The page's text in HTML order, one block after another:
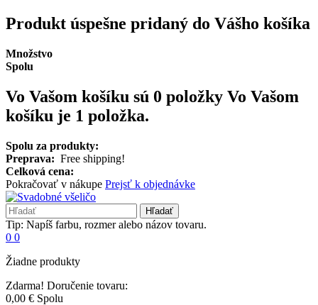
Produkt úspešne pridaný do Vášho košíka
Množstvo
Spolu
Vo Vašom košíku sú 0 položky Vo Vašom
košíku je 1 položka.
Spolu za produkty:
Preprava: Free shipping!
Celková cena:
Pokračovať v nákupe Prejsť k objednávke
Hľadať
Tip: Napíš farbu, rozmer alebo názov tovaru.
0 0
Žiadne produkty
Zdarma! Doručenie tovaru:
0,00 € Spolu